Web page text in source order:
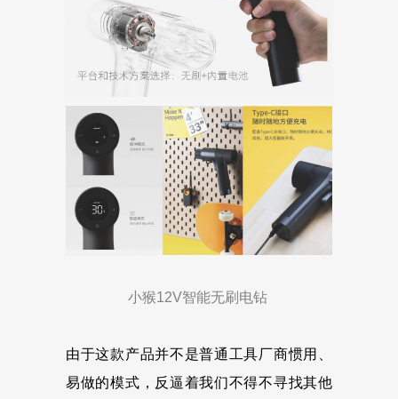
小猴12V智能无刷电钻
由于这款产品并不是普通工具厂商惯用、
易做的模式，反逼着我们不得不寻找其他